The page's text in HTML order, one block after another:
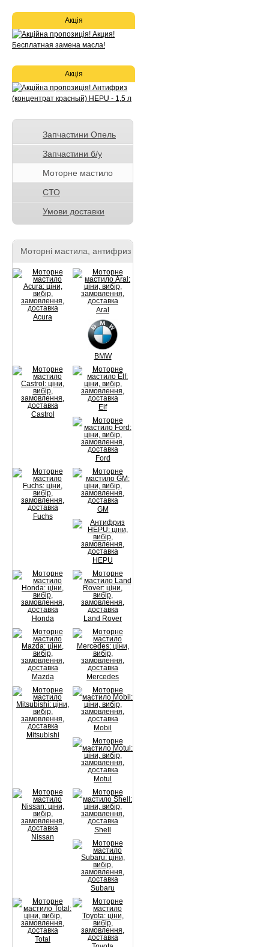
Акція
Акція
Запчастини Опель
Запчастини б/у
Моторне мастило
СТО
Умови доставки
Моторні мастила, антифриз
Acura
Aral
BMW
Castrol
Elf
Ford
Fuchs
GM
HEPU
Honda Land Rover
Mazda Mercedes
Mitsubishi
Mobil
Motul
Nissan
Shell
Subaru
Total